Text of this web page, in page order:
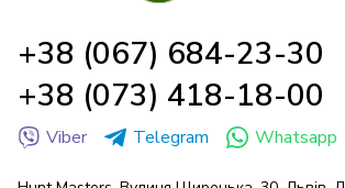
+38 (067) 684-23-30
+38 (073) 418-18-00
Viber Telegram Whatsapp